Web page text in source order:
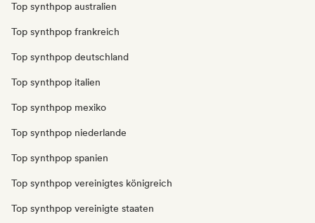
Top synthpop australien
Top synthpop frankreich
Top synthpop deutschland
Top synthpop italien
Top synthpop mexiko
Top synthpop niederlande
Top synthpop spanien
Top synthpop vereinigtes königreich
Top synthpop vereinigte staaten